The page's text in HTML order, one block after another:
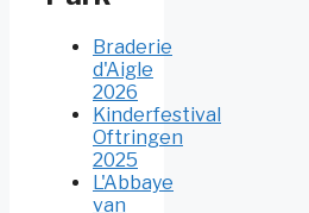
Braderie
d'Aigle
2026
Kinderfestival
Oftringen
2025
L'Abbaye
van